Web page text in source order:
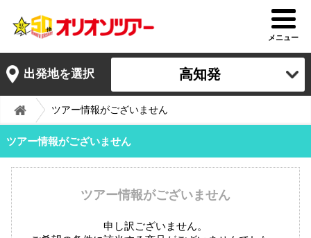
メニュー
出発地を選択 高知発
ツアー情報がございません
ツアー情報がございません
ツアー情報がございません
申し訳ございません。